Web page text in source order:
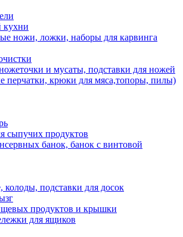
кухни
ножи, ложки, наборы для карвинга
и мусаты, подставки для ножей
перчатки, крюки для мяса,топоры, пилы)
сыпучих продуктов
банок, банок с винтовой
колоды, подставки для досок
продуктов и крышки
для ящиков